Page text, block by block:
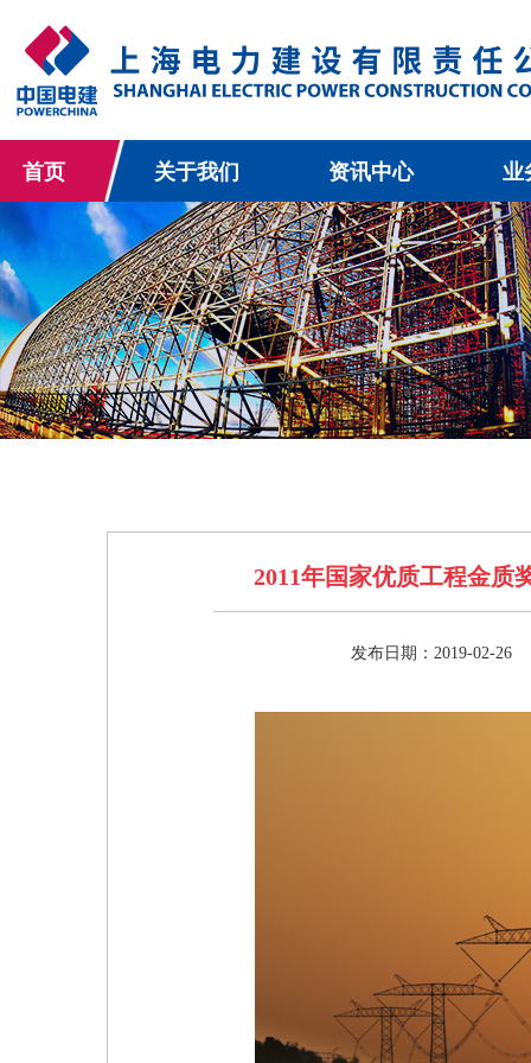
首页 关于我们 资讯中心 业
2011年国家优质工程金
发布日期：2019-02-26